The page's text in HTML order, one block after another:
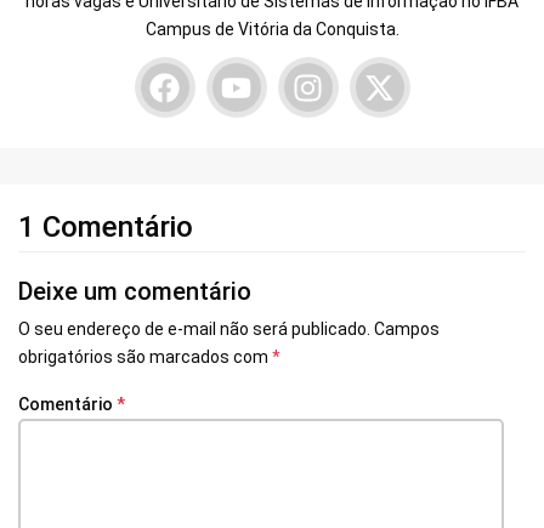
Campus de Vitória da Conquista.
1 Comentário
Deixe um comentário
O seu endereço de e-mail não será publicado. Campos
obrigatórios são marcados com *
Comentário *